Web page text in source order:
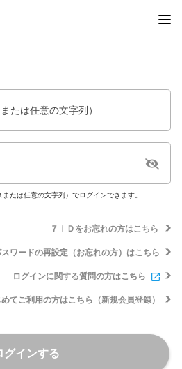
たは任意の文字列）
たは任意の文字列）でログインできます。
７ｉＤをお忘れの方はこちら
ワードの再設定（お忘れの方）はこちら
ログインに関する質問の方はこちら
てご利用の方はこちら（新規会員登録）
グインする